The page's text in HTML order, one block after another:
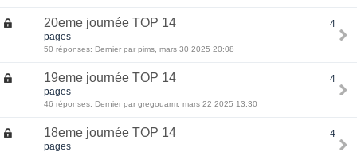
20eme journée TOP 14
4
pages
50 réponses: Dernier par pims, mars 30 2025 20:08
19eme journée TOP 14
4
pages
46 réponses: Dernier par gregouarrrr, mars 22 2025 13:30
18eme journée TOP 14
4
pages